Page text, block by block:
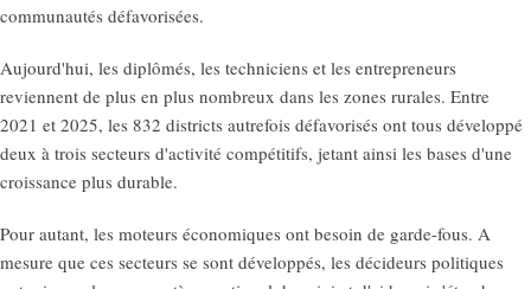
communautés défavorisées.
Aujourd'hui, les diplômés, les techniciens et les entrepreneurs
reviennent de plus en plus nombreux dans les zones rurales. Entre
2021 et 2025, les 832 districts autrefois défavorisés ont tous développé
deux à trois secteurs d'activité compétitifs, jetant ainsi les bases d'une
croissance plus durable.
Pour autant, les moteurs économiques ont besoin de garde-fous. A
mesure que ces secteurs se sont développés, les décideurs politiques